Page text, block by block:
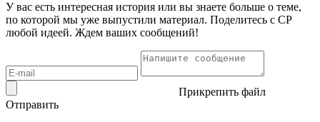
У вас есть интересная история или вы знаете больше о теме,
по которой мы уже выпустили материал. Поделитесь с СР
любой идеей. Ждем ваших сообщений!
Прикрепить файл
Отправить